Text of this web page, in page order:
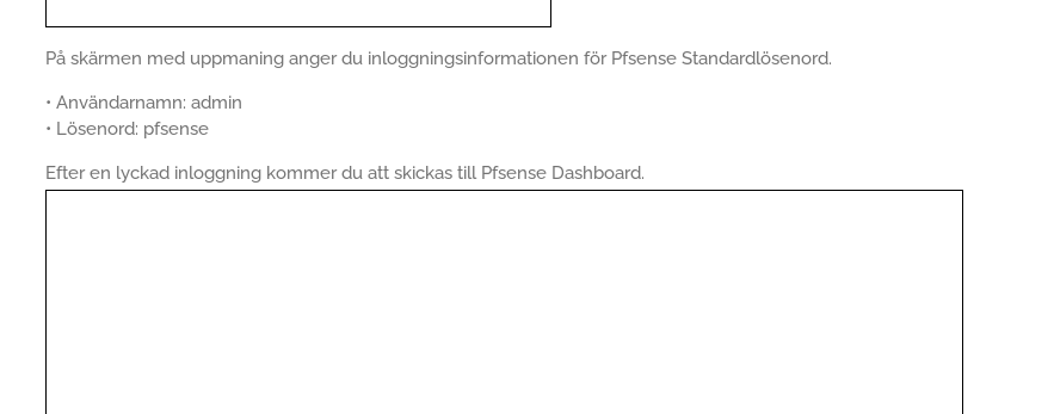
På skärmen med uppmaning anger du inloggningsinformationen för Pfsense Standardlösenord.
• Användarnamn: admin
• Lösenord: pfsense
Efter en lyckad inloggning kommer du att skickas till Pfsense Dashboard.